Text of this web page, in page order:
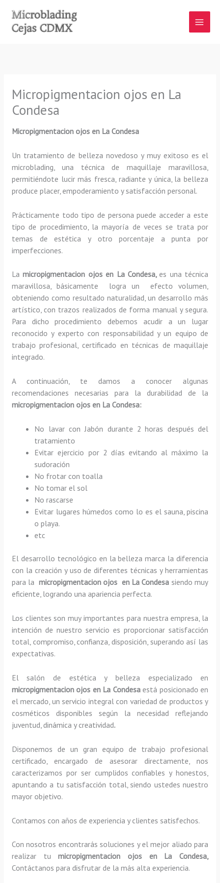
contenido
Micropigmentacion ojos en La
Condesa
Micropigmentacion ojos en La Condesa
Un tratamiento de belleza novedoso y muy exitoso es el
microblading, una técnica de maquillaje maravillosa,
permitiéndote lucir más fresca, radiante y única, la belleza
produce placer, empoderamiento y satisfacción personal.
Prácticamente todo tipo de persona puede acceder a este
tipo de procedimiento, la mayoría de veces se trata por
temas de estética y otro porcentaje a punta por
imperfecciones.
Lamicropigmentacion ojos en La Condesa, es una técnica
maravillosa, básicamente
logra un efecto volumen,
obteniendo como resultado naturalidad, un desarrollo más
artístico, con trazos realizados de forma manual y segura.
Para dicho procedimiento debemos acudir a un lugar
reconocido y experto con responsabilidad y un equipo de
trabajo profesional, certificado en técnicas de maquillaje
integrado.
A continuación, te damos a conocer algunas
recomendaciones necesarias para la durabilidad de la
micropigmentacion ojos en La Condesa:
No lavar con Jabón durante 2 horas después del
tratamiento
Evitar ejercicio por 2 días evitando al máximo la
sudoración
No frotar con toalla
No tomar el sol
No rascarse
Evitar lugares húmedos como lo es el sauna, piscina
o playa.
etc
El desarrollo tecnológico en la belleza marca la diferencia
con la creación y uso de diferentes técnicas y herramientas
para la micropigmentacion ojos en La Condesa siendo muy
eficiente, logrando una apariencia perfecta.
Los clientes son muy importantes para nuestra empresa, la
intención de nuestro servicio es proporcionar satisfacción
total, compromiso, confianza, disposición, superando así las
expectativas.
El salón de estética y belleza especializado en
micropigmentacion ojos en La Condesaestá posicionado en
el mercado, un servicio integral con variedad de productos y
cosméticos disponibles según la necesidad reflejando
juventud, dinámica y creatividad.
Disponemos de un gran equipo de trabajo profesional
certificado, encargado de asesorar directamente, nos
caracterizamos por ser cumplidos confiables y honestos,
apuntando a tu satisfacción total, siendo ustedes nuestro
mayor objetivo.
Contamos con años de experiencia y clientes satisfechos.
Con nosotros encontrarás soluciones y el mejor aliado para
realizar tumicropigmentacion ojos en La Condesa,
Contáctanos para disfrutar de la más alta experiencia.